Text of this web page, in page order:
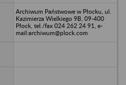
Archiwum Państwowe w Płocku, ul.
Kazimierza Wielkiego 9B, 09-400
Płock, tel./fax 024 262 24 91, e-
mail:archiwum@plock.com